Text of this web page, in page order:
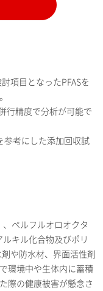
項目となったPFASを
行精度で分析が可能で
参考にした添加回収試
、ペルフルオロオクタ
キル化合物及びポリ
や防水材、界面活性剤
環境中や生体内に蓄積
際の健康被害が懸念さ